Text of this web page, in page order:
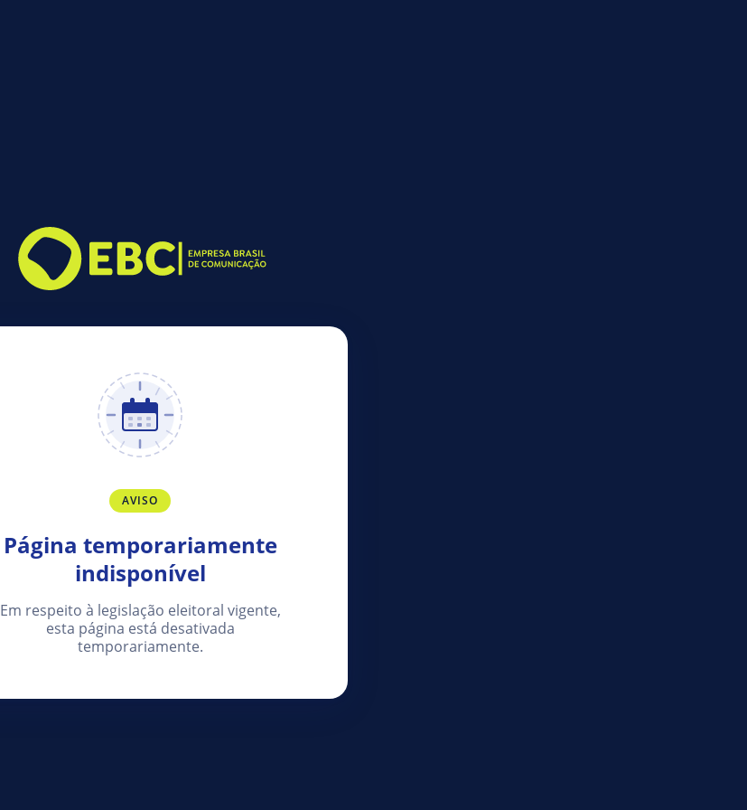
AVISO
Página temporariamente
indisponível
Em respeito à legislação eleitoral vigente,
esta página está desativada
temporariamente.